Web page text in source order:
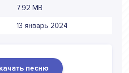
7.92 MB
13 январь 2024
песню